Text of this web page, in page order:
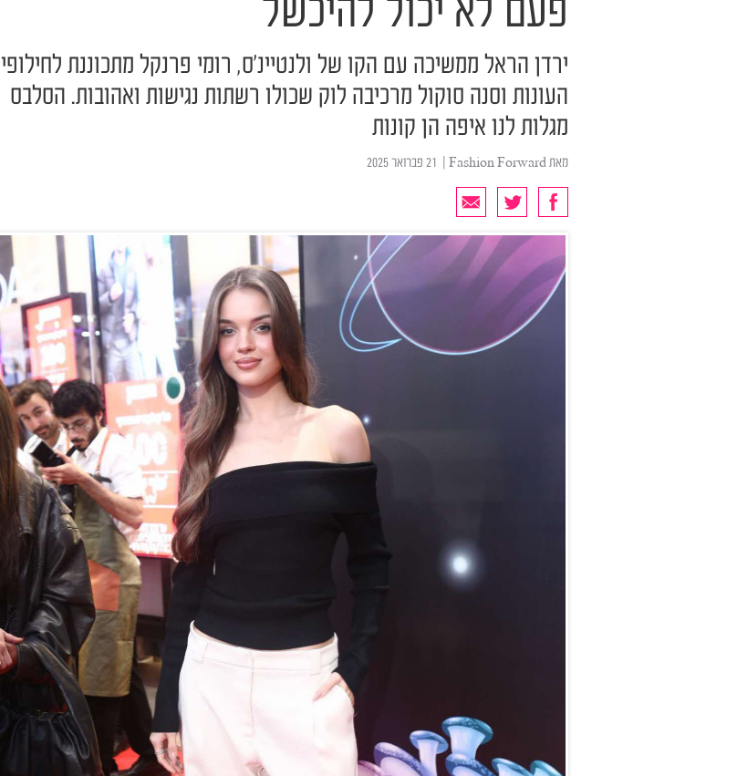
פעם לא יכול להיכשל
ירדן הראל ממשיכה עם הקו של ולנטיינ'ס, רומי פרנקל מתכוננת לחילופי
העונות וסנה סוקול מרכיבה לוק שכולו רשתות נגישות ואהובות. הסלבס
מגלות לנו איפה הן קונות
מאתFashion Forward